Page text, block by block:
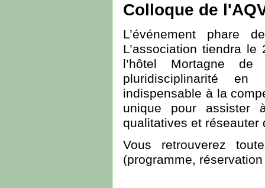
Colloque de
L’événement phare
L’association tiendra
l’hôtel Mortagne
pluridisciplinarité en
indispensable à la
unique pour assister
qualitatives et réseauter
Vous retrouverez
(programme,